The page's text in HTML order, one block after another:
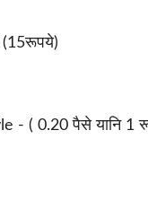
(15रूपये)
- ( 0.20 पैसेयानि 1